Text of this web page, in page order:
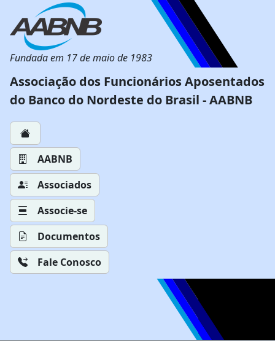
Fundada em 17 de maio de 1983
Associação dos Funcionários Aposentados
do Banco do Nordeste do Brasil - AABNB
AABNB
Associados
Associe-se
Documentos
Fale Conosco